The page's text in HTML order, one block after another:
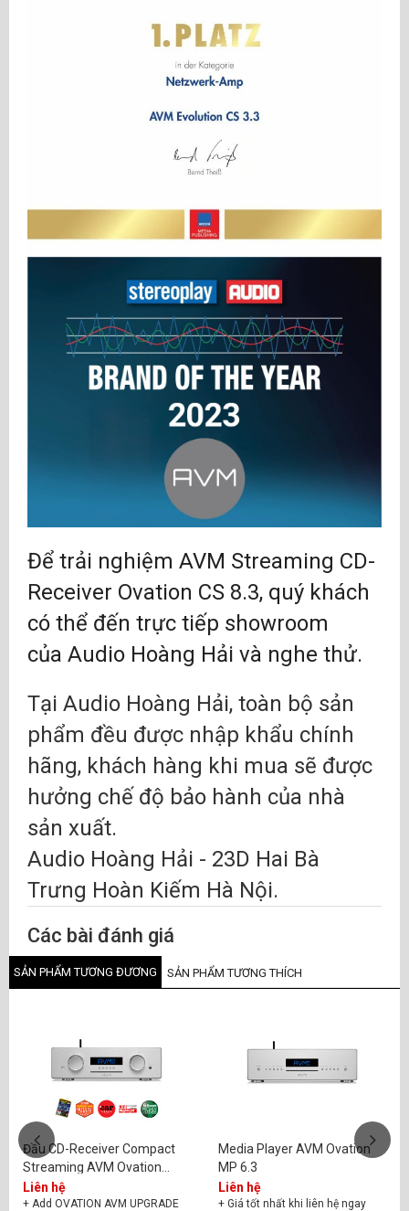
Để trải nghiệm AVM Streaming CD-
Receiver Ovation CS 8.3, quý khách
có thể đến trực tiếp showroom
của Audio Hoàng Hải và nghe thử.
Tại Audio Hoàng Hải, toàn bộ sản
phẩm đều được nhập khẩu chính
hãng, khách hàng khi mua sẽ được
hưởng chế độ bảo hành của nhà
sản xuất.
Audio Hoàng Hải - 23D Hai Bà
Trưng Hoàn Kiếm Hà Nội.
Các bài đánh giá
SẢN PHẨM TƯƠNG ĐƯƠNG SẢN PHẨM TƯƠNG THÍCH
Đầu CD-Receiver Compact
Streaming AVM Ovation
CS6.3
Liên hệ
+ Add OVATION AVM UPGRADE
Media Player AVM Ovation
MP 6.3
Liên hệ
+ Giá tốt nhất khi liên hệ ngay